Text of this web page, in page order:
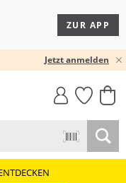
ZUR APP
Jetzt anmelden
MUST-HAVE